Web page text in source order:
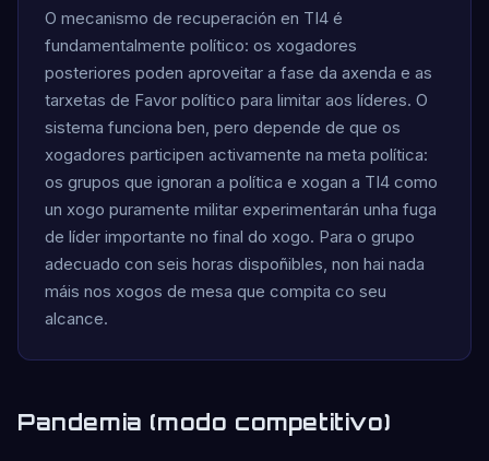
O mecanismo de recuperación en TI4 é
fundamentalmente político: os xogadores
posteriores poden aproveitar a fase da axenda e as
tarxetas de Favor político para limitar aos líderes. O
sistema funciona ben, pero depende de que os
xogadores participen activamente na meta política:
os grupos que ignoran a política e xogan a TI4 como
un xogo puramente militar experimentarán unha fuga
de líder importante no final do xogo. Para o grupo
adecuado con seis horas dispoñibles, non hai nada
máis nos xogos de mesa que compita co seu
alcance.
Pandemia (modo competitivo)